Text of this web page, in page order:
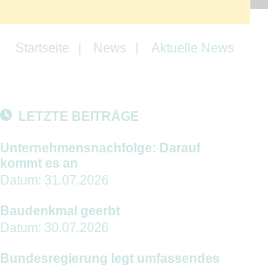
Startseite News Aktuelle News
LETZTE BEITRÄGE
Unternehmensnachfolge: Darauf
kommt es an
Datum: 31.07.2026
Baudenkmal geerbt
Datum: 30.07.2026
Bundesregierung legt umfassendes